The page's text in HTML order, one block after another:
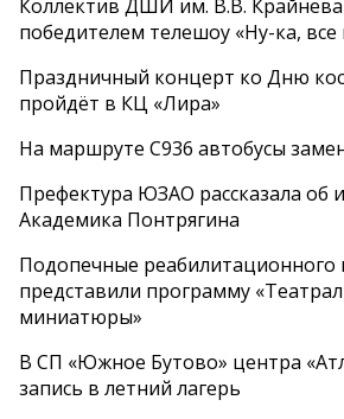
Коллектив ДШИ им. В.В. Крайнева
победителем телешоу «Ну-ка, все
Праздничный концерт ко Дню
пройдёт в КЦ «Лира»
На маршруте С936 автобусы
Префектура ЮЗАО рассказала об
Академика Понтрягина
Подопечные реабилитационного
представили программу
миниатюры»
В СП «Южное Бутово» центра
запись в летний лагерь